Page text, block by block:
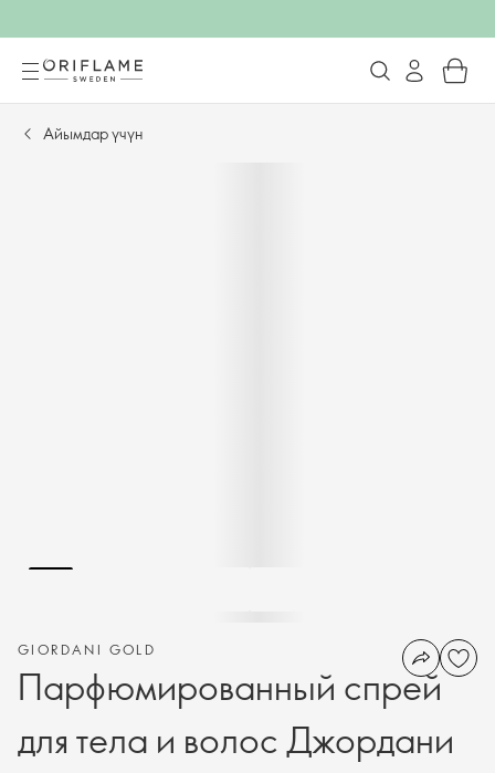
Айымдар үчүн
GIORDANI GOLD
Парфюмированный спрей
для тела и волос Джордани